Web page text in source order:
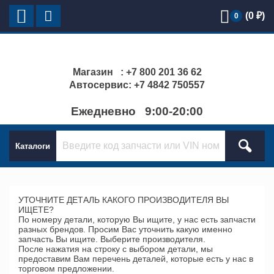
0 (0 ₽)
Магазин : +7 800 201 36 62
Автосервис: +7 4842 750557
Ежедневно 9:00-20:00
Каталоги
УТОЧНИТЕ ДЕТАЛЬ КАКОГО ПРОИЗВОДИТЕЛЯ ВЫ
ИЩЕТЕ?
По номеру детали, которую Вы ищите, у нас есть запчасти
разных брендов. Просим Вас уточнить какую именно
запчасть Вы ищите. Выберите производителя.
После нажатия на строку с выбором детали, мы
предоставим Вам перечень деталей, которые есть у нас в
торговом предложении.